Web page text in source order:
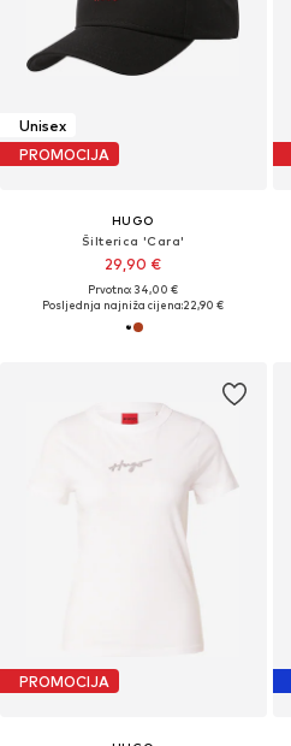
Unisex
PROMOCIJA
HUGO
Šilterica 'Cara'
29,90 €
Prvotno: 34,00 €
Posljednja najniža cijena:22,90 €
PROMOCIJA